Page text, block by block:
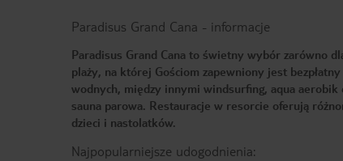
Paradisus Grand Cana - informacje
Paradisus Grand Cana to świetny wybór zarówno
plaży, na której Gościom zapewniony jest
wodnych, między innymi windsurfing, aqua aerobik
sauna parowa. Restauracje w resorcie oferują
dzieci i nastolatków.
Najpopularniejsze udogodnienia: